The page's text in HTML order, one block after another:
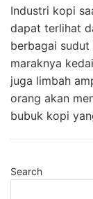
Industri kopi
dapat terlihat
berbagai sudut
maraknya
juga limbah
orang akan
bubuk kopi
Search